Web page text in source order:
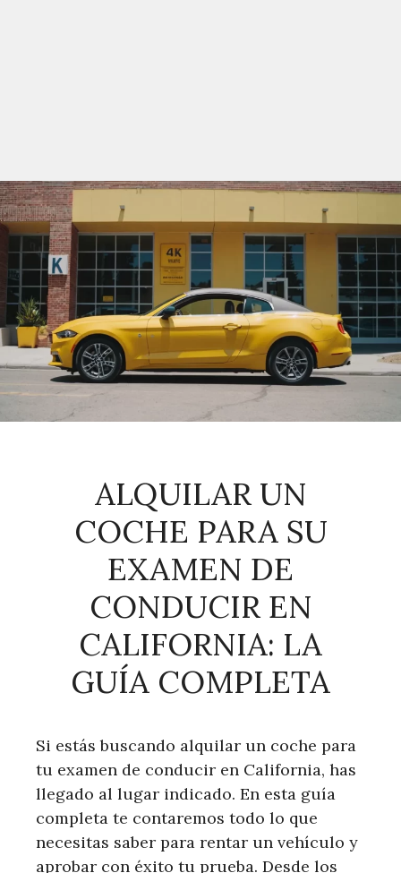
ALQUILAR UN
COCHE PARA SU
EXAMEN DE
CONDUCIR EN
CALIFORNIA: LA
GUÍA COMPLETA
Si estás buscando alquilar un coche para
tu examen de conducir en California, has
llegado al lugar indicado. En esta guía
completa te contaremos todo lo que
necesitas saber para rentar un vehículo y
aprobar con éxito tu prueba. Desde los